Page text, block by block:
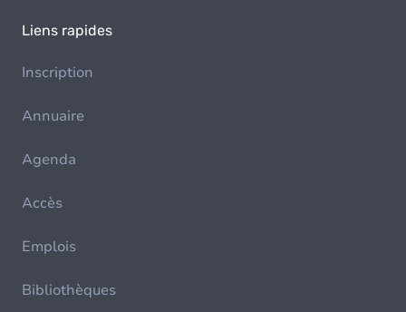
Liens rapides
Inscription
Annuaire
Agenda
Accès
Emplois
Bibliothèques